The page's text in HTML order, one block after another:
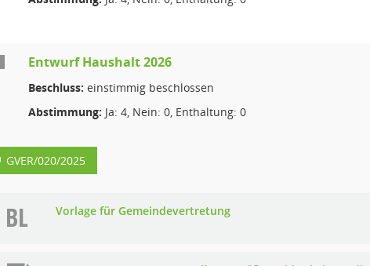
Entwurf Haushalt 2026
Beschluss: einstimmig beschlossen
Abstimmung: Ja: 4, Nein: 0, Enthaltung: 0
GVER/020/2025
BL Vorlage für Gemeindevertretung